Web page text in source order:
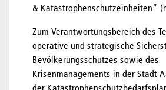
& Katastrophenschutzeinheiten“
Zum Verantwortungsbereich des
operative und strategische
Bevölkerungsschutzes sowie des
Krisenmanagements in der Stadt